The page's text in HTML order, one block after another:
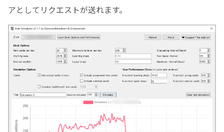
アとしてリクエストが送れます。